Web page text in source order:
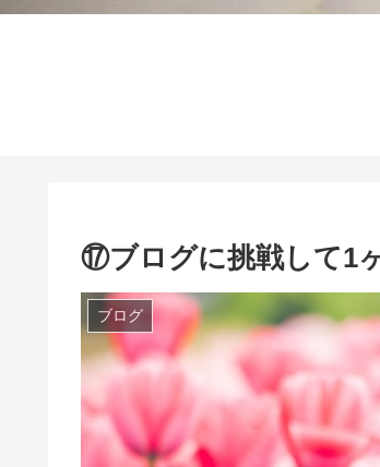
⑰ブログに挑戦して
ブログ